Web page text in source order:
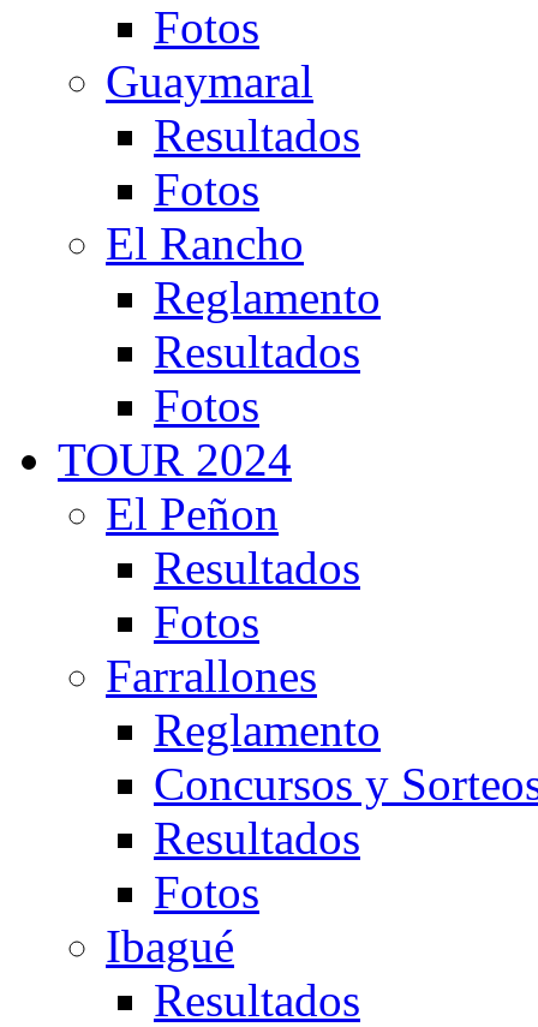
Fotos
Guaymaral
Resultados
Fotos
El Rancho
Reglamento
Resultados
Fotos
TOUR 2024
El Peñon
Resultados
Fotos
Farrallones
Reglamento
Concursos y
Resultados
Fotos
Ibagué
Resultados